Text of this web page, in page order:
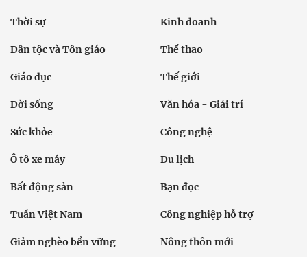
Thời sự Kinh doanh
Dân tộc và Tôn giáo Thể thao
Giáo dục Thế giới
Đời sống Văn hóa - Giải trí
Sức khỏe Công nghệ
Ô tô xe máy Du lịch
Bất động sản Bạn đọc
Tuần Việt Nam Công nghiệp hỗ trợ
Giảm nghèo bền vững Nông thôn mới